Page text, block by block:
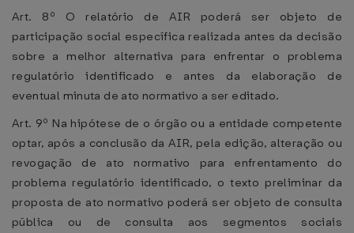
Art. 8º O relatório de AIR poderá ser objeto de
participação social específica realizada antes da decisão
sobre a melhor alternativa para enfrentar o problema
regulatório identificado e antes da elaboração de
eventual minuta de ato normativo a ser editado.
Art. 9º Na hipótese de o órgão ou a entidade competente
optar, após a conclusão da AIR, pela edição, alteração ou
revogação de ato normativo para enfrentamento do
problema regulatório identificado, o texto preliminar da
proposta de ato normativo poderá ser objeto de consulta
pública ou de consulta aos segmentos sociais